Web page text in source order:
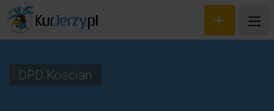
DPD Koscian